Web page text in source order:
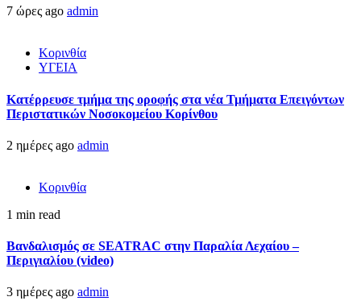
7 ώρες ago admin
Κορινθία
ΥΓΕΙΑ
Kατέρρευσε τμήμα της οροφής στα νέα Τμήματα Επειγόντων
Περιστατικών Νοσοκομείου Κορίνθου
2 ημέρες ago admin
Κορινθία
1 min read
Βανδαλισμός σε SEATRAC στην Παραλία Λεχαίου –
Περιγιαλίου (video)
3 ημέρες ago admin